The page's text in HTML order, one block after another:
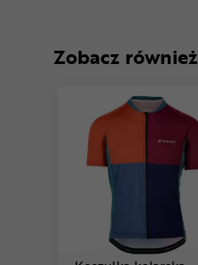
Zobacz również